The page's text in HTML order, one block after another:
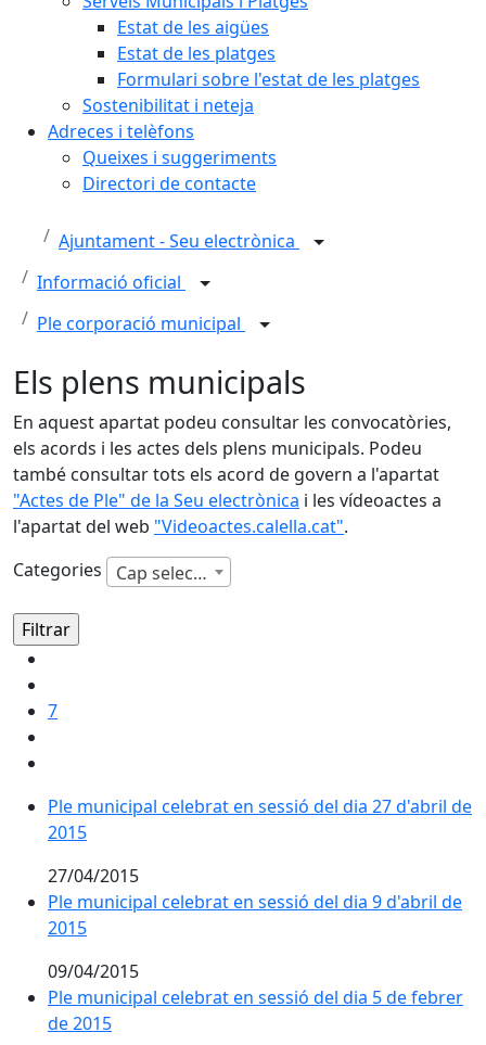
Estat de les aigües
Estat de les platges
Formulari sobre l'estat de les platges
Sostenibilitat i neteja
Adreces i telèfons
Queixes i suggeriments
Directori de contacte
Ajuntament - Seu electrònica
Informació oficial
Ple corporació municipal
Els plens municipals
En aquest apartat podeu consultar les convocatòries,
els acords i les actes dels plens municipals. Podeu
també consultar tots els acord de govern a l'apartat
"Actes de Ple" de la Seu electrònica i les vídeoactes a
l'apartat del web "Videoactes.calella.cat".
Categories
Cap selecció
7
Ple municipal celebrat en sessió del dia 27 d'abril de
2015
27/04/2015
Ple municipal celebrat en sessió del dia 9 d'abril de
2015
09/04/2015
Ple municipal celebrat en sessió del dia 5 de febrer
de 2015